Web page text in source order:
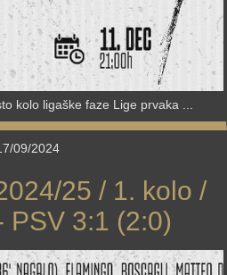
kolo ligaške faze Lige prvaka ...
09/2024
25 / 1. kolo /
PSV 3:1 (2:0)